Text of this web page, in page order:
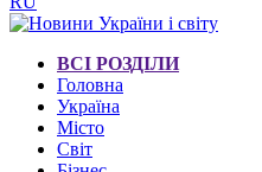
ВСІ РОЗДІЛИ
Головна
Україна
Місто
Світ